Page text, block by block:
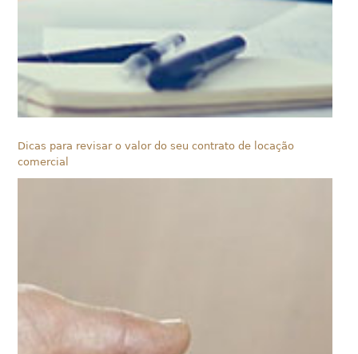
Dicas para revisar o valor do seu contrato de locação
comercial